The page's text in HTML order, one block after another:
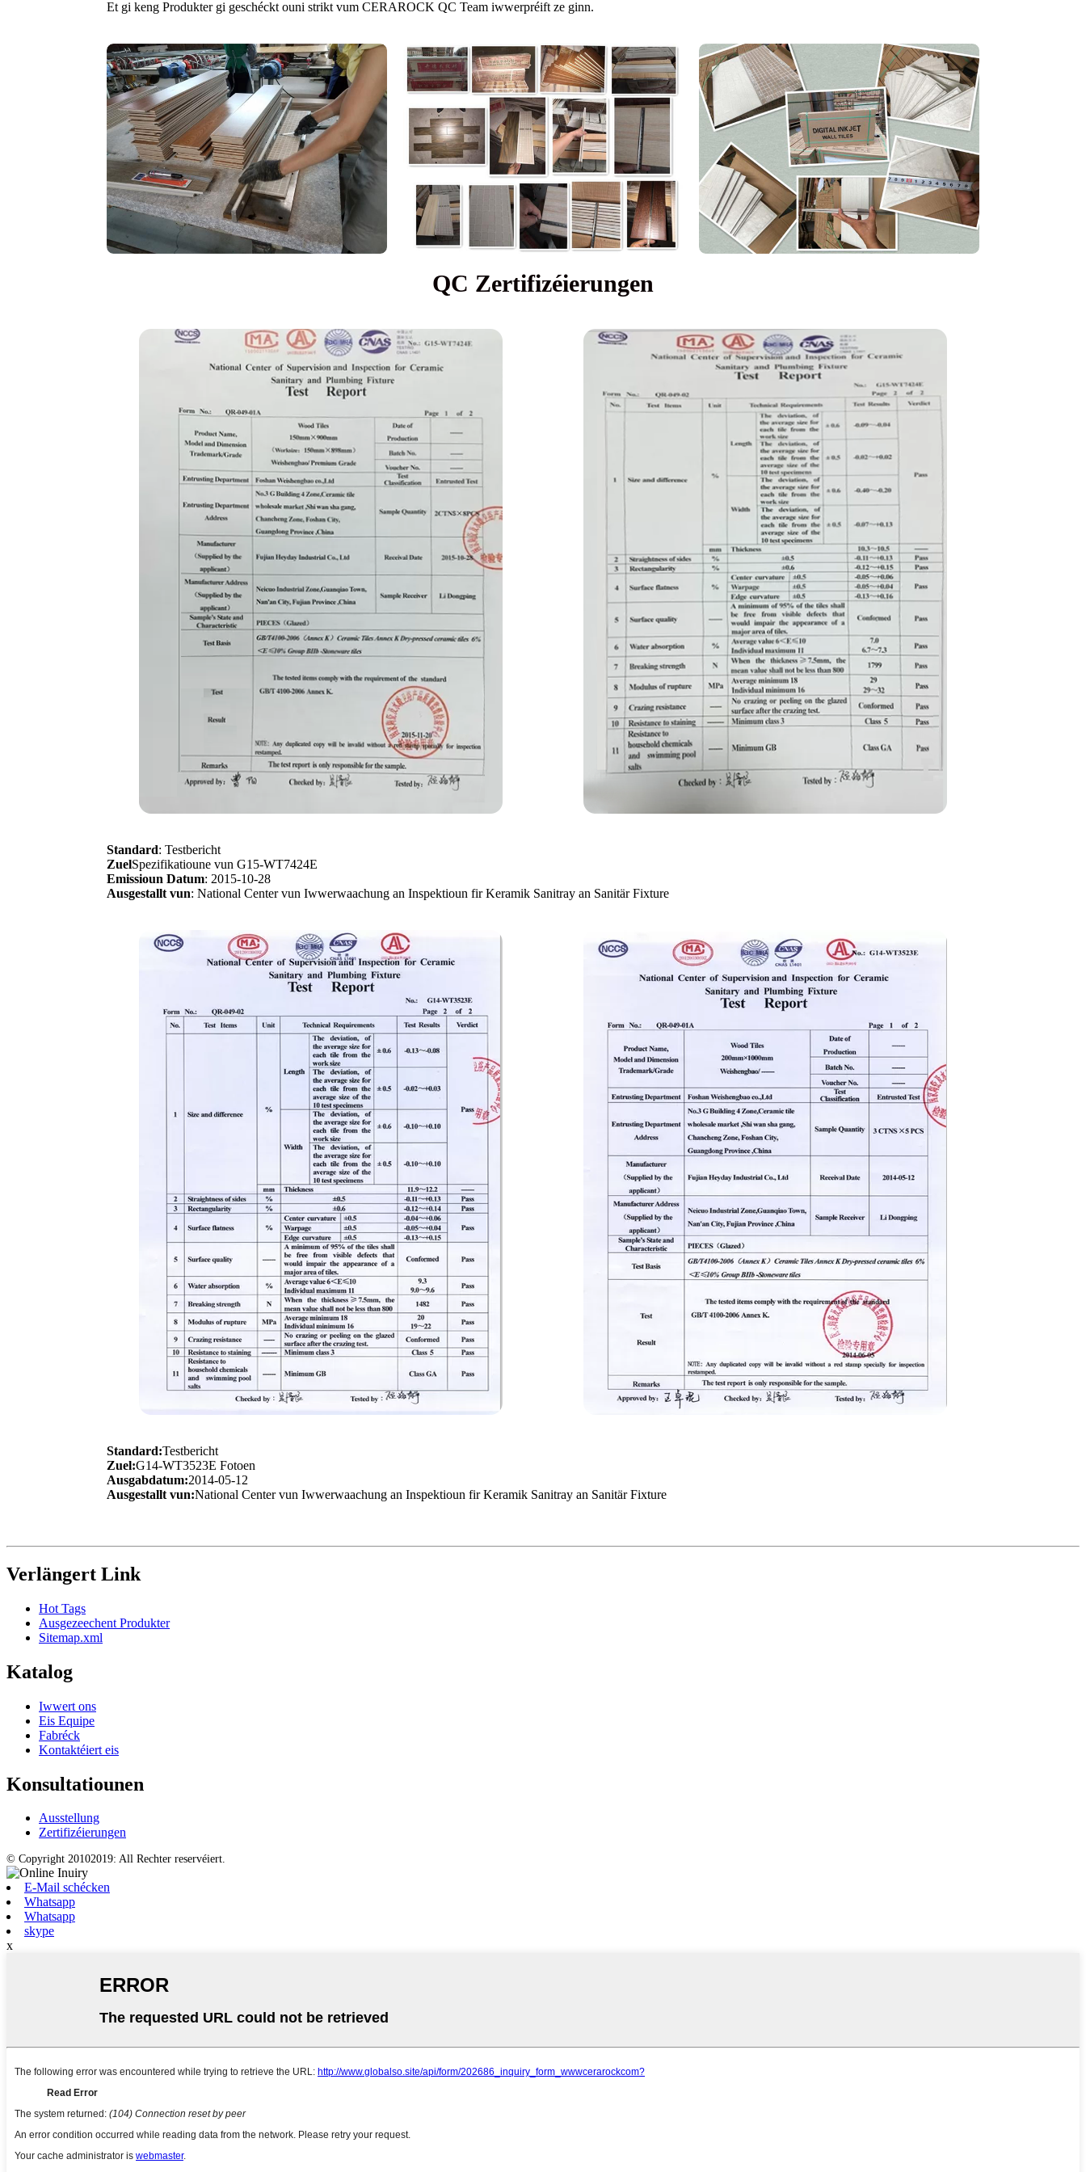
Et gi keng Produkter gi geschéckt ouni strikt vum CERAROCK QC Team iwwerpréift ze ginn.
QC Zertifizéierungen
Standard: Testbericht
ZuelSpezifikatioune vun G15-WT7424E
Emissioun Datum: 2015-10-28
Ausgestallt vun: National Center vun Iwwerwaachung an Inspektioun fir Keramik Sanitray an Sanitär Fixture
Standard:Testbericht
Zuel:G14-WT3523E Fotoen
Ausgabdatum:2014-05-12
Ausgestallt vun:National Center vun Iwwerwaachung an Inspektioun fir Keramik Sanitray an Sanitär Fixture
Verlängert Link
Hot Tags
Ausgezeechent Produkter
Sitemap.xml
Katalog
Iwwert ons
Eis Equipe
Fabréck
Kontaktéiert eis
Konsultatiounen
Ausstellung
Zertifizéierungen
© Copyright 20102019: All Rechter reservéiert.
E-Mail schécken
Whatsapp
Whatsapp
skype
x